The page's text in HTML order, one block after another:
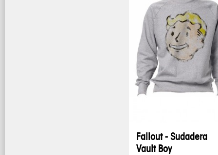
Fallout - Sudadera
Vault Boy